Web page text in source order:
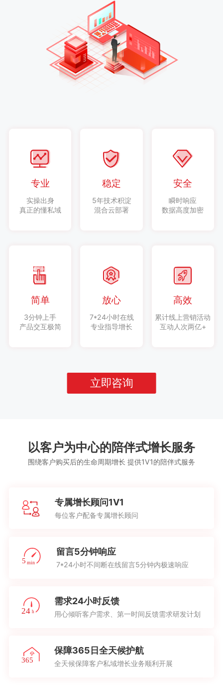
专业
实操出身
真正的懂私域
稳定
5年技术积淀
混合云部署
安全
瞬时响应
数据高度加密
简单
3分钟上手
产品交互极简
放心
7*24小时在线
专业指导增长
高效
累计线上营销活动
互动人次两亿+
立即咨询
以客户为中心的陪伴式增长服务
围绕客户购买后的生命周期增长 提供1V1的陪伴式服务
专属增长顾问1V1
每位客户配备专属增长顾问
留言5分钟响应
7*24小时不间断在线留言5分钟内极速响应
需求24小时反馈
用心倾听客户需求、第一时间反馈需求研发计划
保障365日全天候护航
全天候保障客户私域增长业务顺利开展